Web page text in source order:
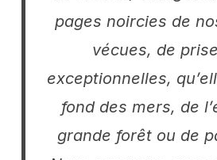
pages noircies de
vécues, de
exceptionnelles,
fond des mers, de
grande forêt ou de